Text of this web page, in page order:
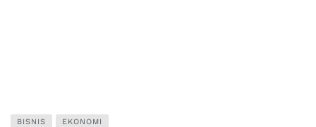
BISNIS EKONOMI